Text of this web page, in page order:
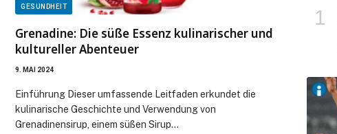
GESUNDHEIT
Grenadine: Die süße Essenz kulinarischer und
kultureller Abenteuer
9. MAI 2024
Einführung Dieser umfassende Leitfaden erkundet die
kulinarische Geschichte und Verwendung von
Grenadinensirup, einem süßen Sirup…